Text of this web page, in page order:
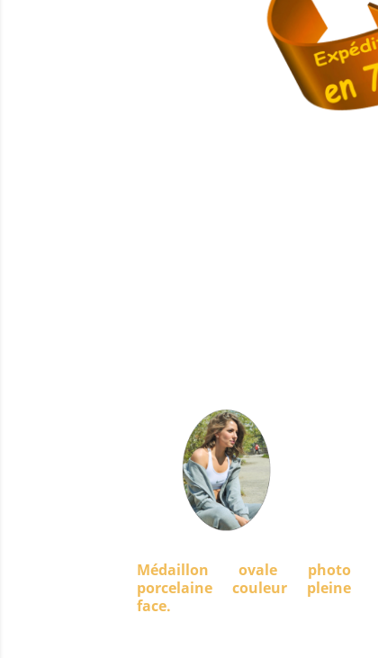
Médaillon ovale photo
porcelaine couleur pleine
face.